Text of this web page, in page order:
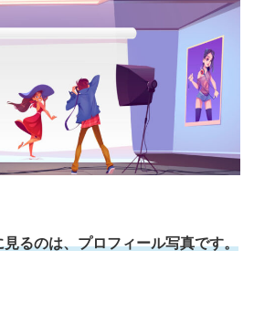
るのは、プロフィール写真です。